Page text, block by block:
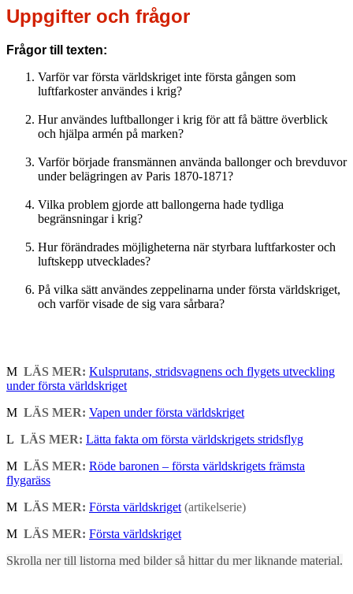
Uppgifter och frågor
Frågor till texten:
Varför var första världskriget inte första gången som
luftfarkoster användes i krig?
Hur användes luftballonger i krig för att få bättre överblick
och hjälpa armén på marken?
Varför började fransmännen använda ballonger och brevduvor
under belägringen av Paris 1870-1871?
Vilka problem gjorde att ballongerna hade tydliga
begränsningar i krig?
Hur förändrades möjligheterna när styrbara luftfarkoster och
luftskepp utvecklades?
På vilka sätt användes zeppelinarna under första världskriget,
och varför visade de sig vara sårbara?
M LÄS MER: Kulsprutans, stridsvagnens och flygets utveckling
under första världskriget
M LÄS MER: Vapen under första världskriget
L LÄS MER: Lätta fakta om första världskrigets stridsflyg
M LÄS MER: Röde baronen – första världskrigets främsta
flygaräss
M LÄS MER: Första världskriget (artikelserie)
M LÄS MER: Första världskriget
Skrolla ner till listorna med bilder så hittar du mer liknande material.